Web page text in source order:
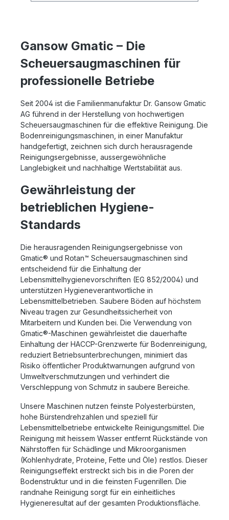
GANSOW GMATIC
Gansow Gmatic – Die
Scheuersaugmaschinen für
professionelle Betriebe
Seit 2004 ist die Familienmanufaktur Dr. Gansow Gmatic
AG führend in der Herstellung von hochwertigen
Scheuersaugmaschinen für die effektive Reinigung. Die
Bodenreinigungsmaschinen, in einer Manufaktur
handgefertigt, zeichnen sich durch herausragende
Reinigungsergebnisse, aussergewöhnliche
Langlebigkeit und nachhaltige Wertstabilität aus.
Gewährleistung der
betrieblichen Hygiene-
Standards
Die herausragenden Reinigungsergebnisse von
Gmatic® und Rotan™ Scheuersaugmaschinen sind
entscheidend für die Einhaltung der
Lebensmittelhygienevorschriften (EG 852/2004) und
unterstützen Hygieneverantwortliche in
Lebensmittelbetrieben. Saubere Böden auf höchstem
Niveau tragen zur Gesundheitssicherheit von
Mitarbeitern und Kunden bei. Die Verwendung von
Gmatic®-Maschinen gewährleistet die dauerhafte
Einhaltung der HACCP-Grenzwerte für Bodenreinigung,
reduziert Betriebsunterbrechungen, minimiert das
Risiko öffentlicher Produktwarnungen aufgrund von
Umweltverschmutzungen und verhindert die
Verschleppung von Schmutz in saubere Bereiche.
Unsere Maschinen nutzen feinste Polyesterbürsten,
hohe Bürstendrehzahlen und speziell für
Lebensmittelbetriebe entwickelte Reinigungsmittel. Die
Reinigung mit heissem Wasser entfernt Rückstände von
Nährstoffen für Schädlinge und Mikroorganismen
(Kohlenhydrate, Proteine, Fette und Öle) restlos. Dieser
Reinigungseffekt erstreckt sich bis in die Poren der
Bodenstruktur und in die feinsten Fugenrillen. Die
randnahe Reinigung sorgt für ein einheitliches
Hygieneresultat auf der gesamten Produktionsfläche.